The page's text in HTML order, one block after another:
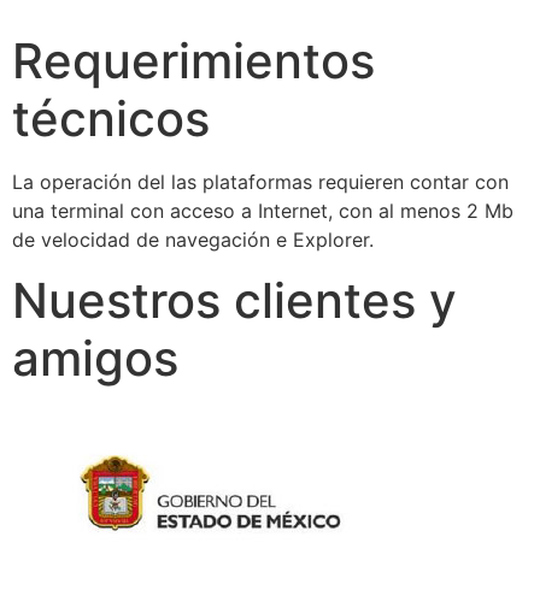
Requerimientos
técnicos
La operación del las plataformas requieren contar con
una terminal con acceso a Internet, con al menos 2 Mb
de velocidad de navegación e Explorer.
Nuestros clientes y
amigos